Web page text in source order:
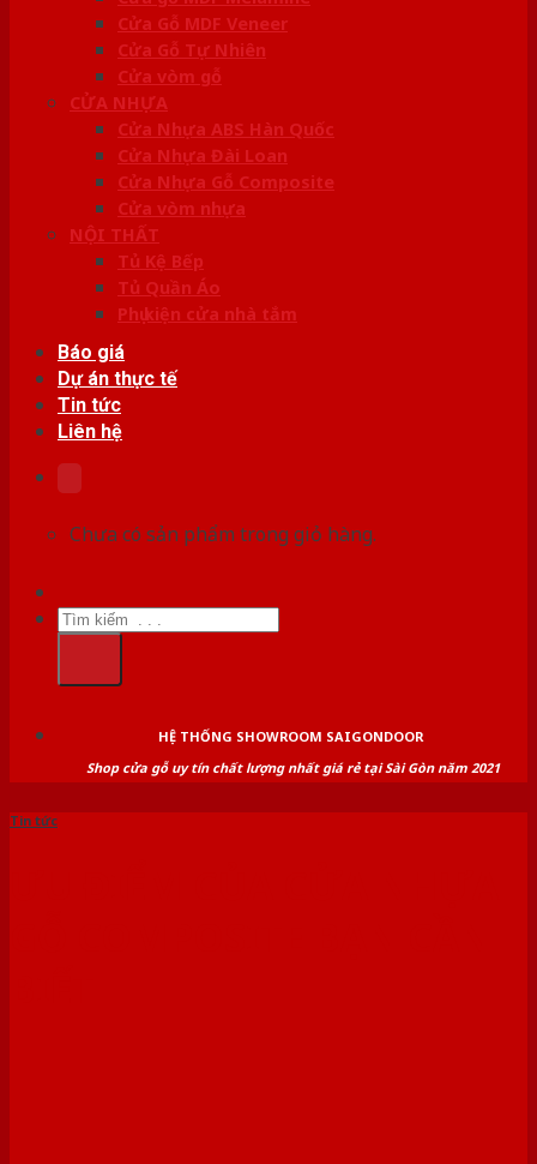
Cửa Gỗ MDF Veneer
Cửa Gỗ Tự Nhiên
Cửa vòm gỗ
CỬA NHỰA
Cửa Nhựa ABS Hàn Quốc
Cửa Nhựa Đài Loan
Cửa Nhựa Gỗ Composite
Cửa vòm nhựa
NỘI THẤT
Tủ Kệ Bếp
Tủ Quần Áo
Phụ kiện cửa nhà tắm
Báo giá
Dự án thực tế
Tin tức
Liên hệ
Chưa có sản phẩm trong giỏ hàng.
Tìm
kiếm:
HỆ THỐNG SHOWROOM SAIGONDOOR
Shop cửa gỗ uy tín chất lượng nhất giá rẻ tại Sài Gòn năm 2021
Tin tức